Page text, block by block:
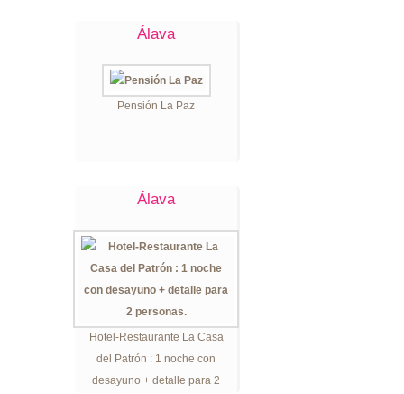
Álava
Pensión La Paz
Álava
Hotel-Restaurante La Casa
del Patrón : 1 noche con
desayuno + detalle para 2